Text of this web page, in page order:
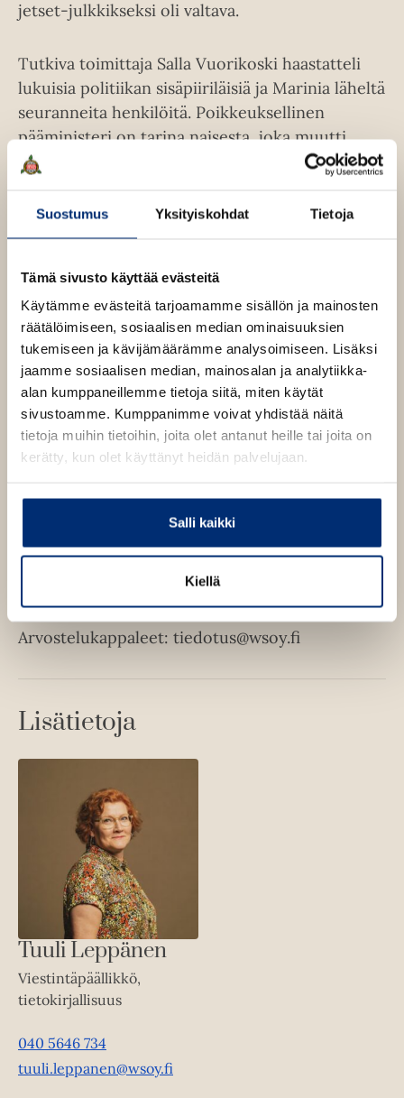
Suostumus Yksityiskohdat Tietoja
Tämä sivusto käyttää evästeitä
Käytämme evästeitä tarjoamamme sisällön ja mainosten
räätälöimiseen, sosiaalisen median ominaisuuksien
tukemiseen ja kävijämäärämme analysoimiseen. Lisäksi
jaamme sosiaalisen median, mainosalan ja analytiikka-
alan kumppaneillemme tietoja siitä, miten käytät
sivustoamme. Kumppanimme voivat yhdistää näitä
tietoja muihin tietoihin, joita olet antanut heille tai joita on
kerätty, kun olet käyttänyt heidän palvelujaan.
Salli kaikki
Kiellä
jetset-julkkikseksi oli valtava.
Tutkiva toimittaja Salla Vuorikoski haastatteli
lukuisia politiikan sisäpiiriläisiä ja Marinia läheltä
seuranneita henkilöitä. Poikkeuksellinen
pääministeri on tarina naisesta, joka muutti
instituutiota – ja jota instituutio muutti. Kirja
ristiriitaisesta poliitikosta, joka syöksyi
kansainväliseen tähteyteen syvän
Salla Vuorikoski(s. 1977) on pitkän linjan
toimittaja, joka työskentelee Helsingin
Sanomien tutkivan ryhmän esihenkilönä.
Kokenut vaativien aiheiden journalisti on
aiemmin työskennellyt MTV:llä, Ylellä ja
Suomen Kuvalehdessä. Vuorikoski on palkittu
sekä Suurella journalistipalkinnolla että tutkivan
Viestintäpäällikkö Tuuli Leppänen,
tuuli.leppanen@wsoy.fi
Arvostelukappaleet: tiedotus@wsoy.fi
Lisätietoja
Tuuli Leppänen
Viestintäpäällikkö,
tietokirjallisuus
040 5646 734
tuuli.leppanen@wsoy.fi